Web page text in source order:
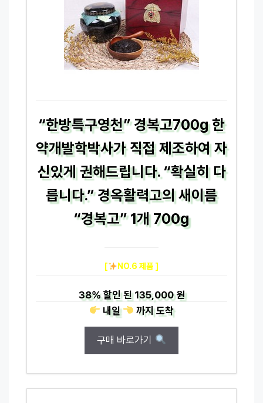
“한방특구영천” 경복고700g 한
약개발학박사가 직접 제조하여 자
신있게 권해드립니다. “확실히 다
릅니다.” 경옥활력고의 새이름
“경복고” 1개 700g
[ NO.6 제품 ]
38%할인 된135,000 원
내일
까지도착
구매 바로가기